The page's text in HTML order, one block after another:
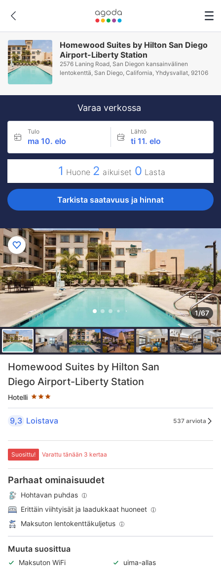
Homewood Suites by Hilton San Diego
Airport-Liberty Station
2576 Laning Road, San Diegon kansainvälinen
lentokenttä, San Diego, California, Yhdysvallat, 92106
Varaa verkossa
Tulo
ma 10. elo
Lähtö
ti 11. elo
1 Huone 2 aikuiset 0 Lasta
Tarkista saatavuus ja hinnat
1/67
Homewood Suites by Hilton San
Diego Airport-Liberty Station
Hotelli
Tähtiluokitus 3 tähteä
9,3 Loistava 537 arviota
Suosittu! Varattu tänään 3 kertaa
Parhaat ominaisuudet
Hohtavan puhdas
Erittäin viihtyisät ja laadukkaat huoneet
Maksuton lentokenttäkuljetus
Muuta suosittua
Maksuton WiFi
uima-allas